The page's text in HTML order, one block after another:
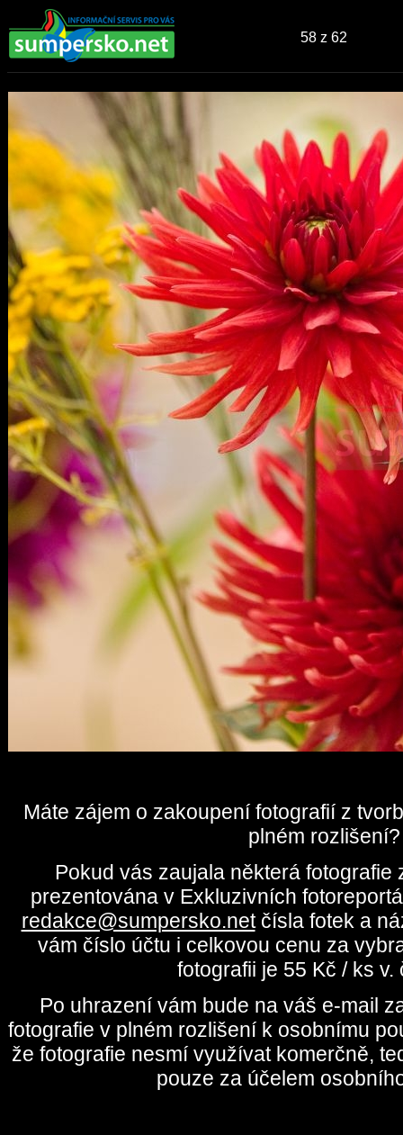
58 z 62
Máte zájem o zakoupení fotografií z
plném rozlišení?
Pokud vás zaujala některá fotografie
prezentována v Exkluzivních
redakce@sumpersko.netčísla fotek a
vám číslo účtu i celkovou cenu za
fotografii je 55 Kč / ks v.
Po uhrazení vám bude na váš e-mail
fotografie v plném rozlišení k osobnímu
že fotografie nesmí využívat komerčně,
pouze za účelem